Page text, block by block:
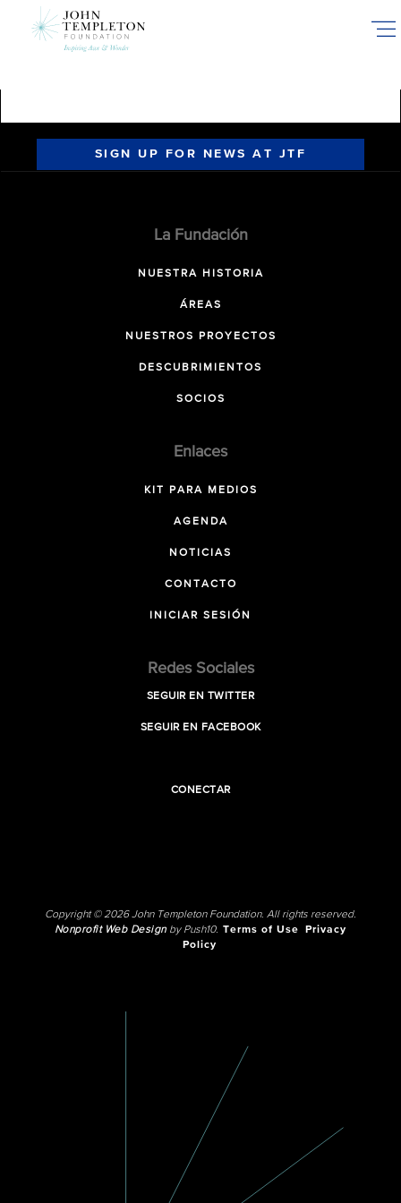
SIGN UP FOR NEWS AT JTF
La Fundación
NUESTRA HISTORIA
ÁREAS
NUESTROS PROYECTOS
DESCUBRIMIENTOS
SOCIOS
Enlaces
KIT PARA MEDIOS
AGENDA
NOTICIAS
CONTACTO
INICIAR SESIÓN
Redes Sociales
SEGUIR EN TWITTER
SEGUIR EN FACEBOOK
CONECTAR
Copyright © 2026 John Templeton Foundation. All rights reserved.
Nonprofit Web Designby Push10. Terms of Use
Privacy
Policy